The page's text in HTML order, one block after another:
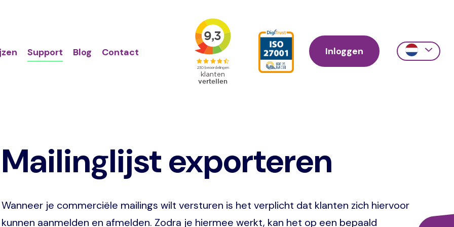
Support Blog Contact
Action
Primair
menu
Inloggen
Action
Mailinglijst exporteren
Wanneer je commerciële mailings wilt versturen is het verplicht dat klanten zich hiervoor
kunnen aanmelden en afmelden. Zodra je hiermee werkt, kan het op een bepaald